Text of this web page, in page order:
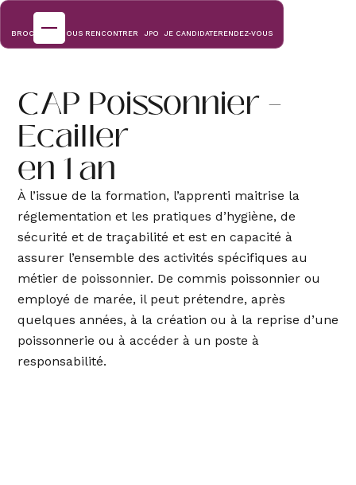
École
90 ans de
L’école
hôtelière de
Paris
Qui sommes-
nous ?
Apprentissage
Formations
Cuisine -
Pâtisserie
Cuisine
Pâtisserie
Traiteur
Arts de la
Informations
candidatures
Informations
Candidatures
Mécénat
Nos
JPO
BROCHURES NOUS RENCONTRER JE CANDIDATERENDEZ-VOUS
CAP Poissonnier –
Ecailler
en 1 an
À l’issue de la formation, l’apprenti maitrise la
réglementation et les pratiques d’hygiène, de
sécurité et de traçabilité et est en capacité à
assurer l’ensemble des activités spécifiques au
métier de poissonnier. De commis poissonnier ou
employé de marée, il peut prétendre, après
quelques années, à la création ou à la reprise d’une
poissonnerie ou à accéder à un poste à
responsabilité.